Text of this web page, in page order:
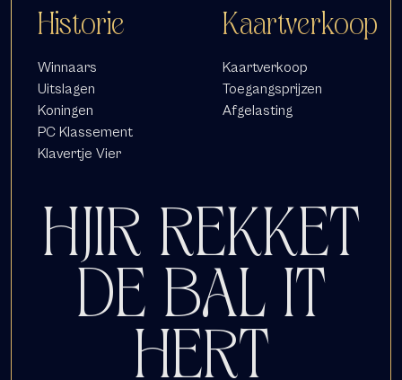
Historie
Winnaars
Uitslagen
Koningen
PC Klassement
Klavertje Vier
Kaartverkoop
Kaartverkoop
Toegangsprijzen
Afgelasting
HJIR REKKET
DE BAL IT
HERT